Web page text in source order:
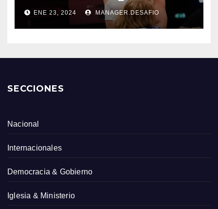
ENE 23, 2024 MANAGER.DESAFIO
SECCIONES
Nacional
Internacionales
Democracia & Gobierno
Iglesia & Ministerio